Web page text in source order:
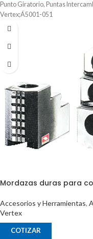
Punto Giratorio, Puntas
Vertex;Á5001-051
Mordazas duras para
Accesorios y Herramientas,
Vertex
COTIZAR